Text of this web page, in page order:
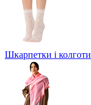
Шкарпетки і колготи